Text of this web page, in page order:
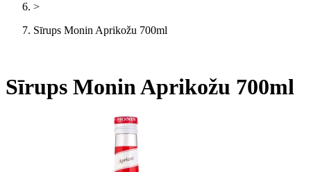
>
Sīrups Monin Aprikožu 700ml
Sīrups Monin Aprikožu 700ml